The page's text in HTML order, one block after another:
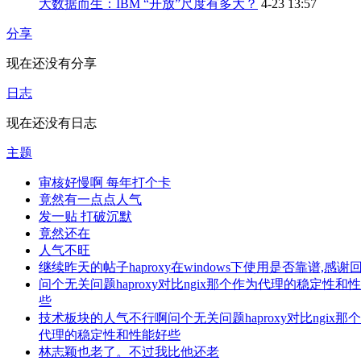
大数据而生：IBM “开放”尺度有多大？ 4-23 13:57
分享
现在还没有分享
日志
现在还没有日志
主题
审核好慢啊 每年打个卡
竟然有一点点人气
发一贴 打破沉默
竟然还在
人气不旺
继续昨天的帖子haproxy在windows下使用是否靠谱,感谢
问个无关问题haproxy对比ngix那个作为代理的稳定性和
些
技术板块的人气不行啊问个无关问题haproxy对比ngix那
代理的稳定性和性能好些
林志颖也老了。不过我比他还老